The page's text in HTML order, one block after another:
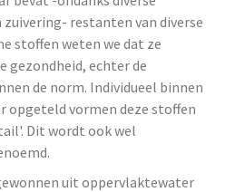
restanten van diverse
stoffen weten we dat ze
gezondheid, echter de
de norm. Individueel binnen
opgeteld vormen deze stoffen
Dit wordt ook wel
uit oppervlaktewater